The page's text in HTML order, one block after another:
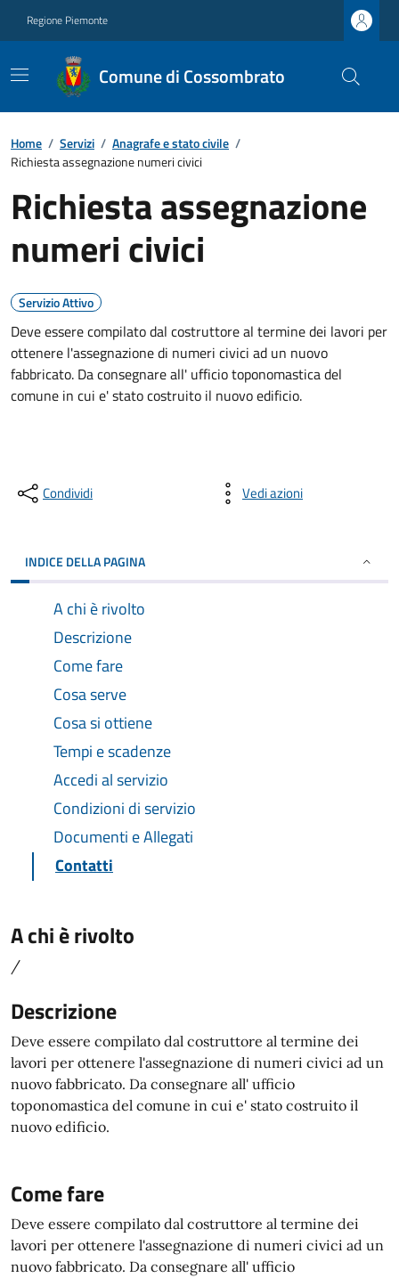
Regione Piemonte
Comune di Cossombrato
Home / Servizi / Anagrafe e stato civile /
Richiesta assegnazione numeri civici
Richiesta assegnazione
numeri civici
Servizio Attivo
Deve essere compilato dal costruttore al termine dei lavori per
ottenere l'assegnazione di numeri civici ad un nuovo
fabbricato. Da consegnare all' ufficio toponomastica del
comune in cui e' stato costruito il nuovo edificio.
Condividi Vedi azioni
INDICE DELLA PAGINA
A chi è rivolto
Descrizione
Come fare
Cosa serve
Cosa si ottiene
Tempi e scadenze
Accedi al servizio
Condizioni di servizio
Documenti e Allegati
Contatti
A chi è rivolto
/
Descrizione
Deve essere compilato dal costruttore al termine dei
lavori per ottenere l'assegnazione di numeri civici ad un
nuovo fabbricato. Da consegnare all' ufficio
toponomastica del comune in cui e' stato costruito il
nuovo edificio.
Come fare
Deve essere compilato dal costruttore al termine dei
lavori per ottenere l'assegnazione di numeri civici ad un
nuovo fabbricato. Da consegnare all' ufficio